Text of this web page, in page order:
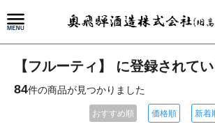
【フルーティ】 に登録されて
84件の商品が見つかりました
おすすめ順 価格順 新着